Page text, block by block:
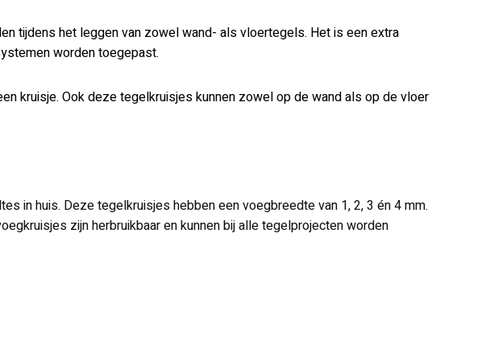
tijdens het leggen van zowel wand- als vloertegels. Het is een extra
worden toegepast.
kruisje. Ook deze tegelkruisjes kunnen zowel op de wand als op de vloer
in huis. Deze tegelkruisjes hebben een voegbreedte van 1, 2, 3 én 4 mm.
zijn herbruikbaar en kunnen bij alle tegelprojecten worden